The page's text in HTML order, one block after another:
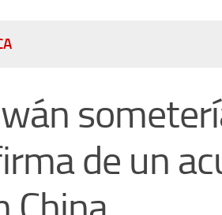
de un